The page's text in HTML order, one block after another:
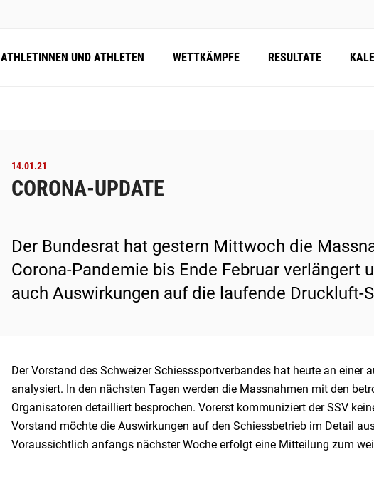
ATHLETINNEN UND ATHLETEN WETTKÄMPFE RESULTATE
14.01.21
CORONA-UPDATE
Der Bundesrat hat gestern Mittwoch die
Corona-Pandemie bis Ende Februar verlängert
auch Auswirkungen auf die laufende Druckluft-
Der Vorstand des Schweizer Schiesssportverbandes hat heute an einer
analysiert. In den nächsten Tagen werden die Massnahmen mit den
Organisatoren detailliert besprochen. Vorerst kommuniziert der SSV
Vorstand möchte die Auswirkungen auf den Schiessbetrieb im Detail
Voraussichtlich anfangs nächster Woche erfolgt eine Mitteilung zum